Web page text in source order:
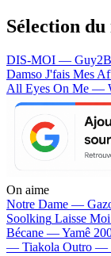
Sélection
DIS-MOI —
Damso J'fais Mes
All Eyes On Me —
On aime
Notre Dame —
Soolking Laisse
Bécane —Yamê
— Tiakola Outro —